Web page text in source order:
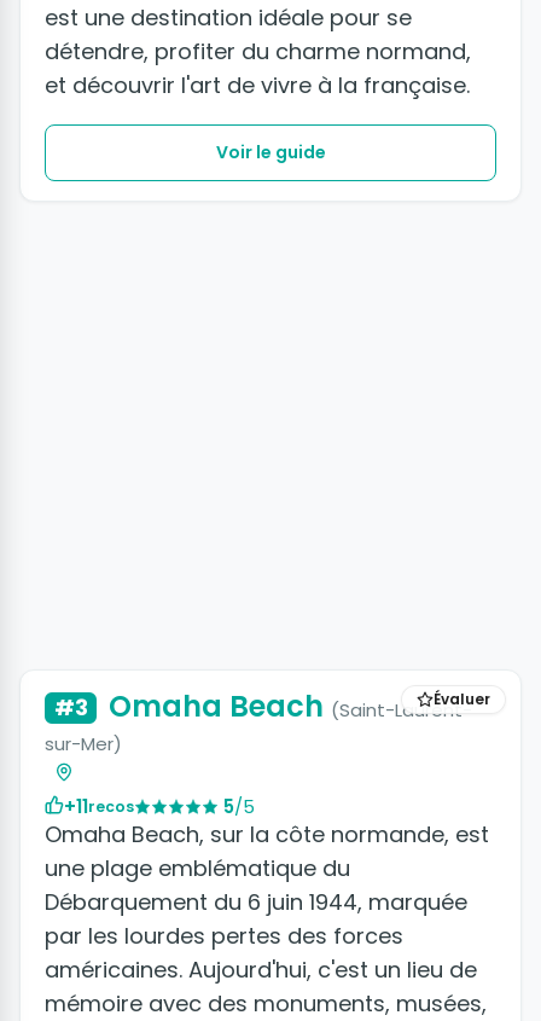
est une destination idéale pour se
détendre, profiter du charme normand,
et découvrir l'art de vivre à la française.
Voir le guide
Évaluer
#3 Omaha Beach (Saint-Laurent-
sur-Mer)
+11recos 5/5
Omaha Beach, sur la côte normande, est
une plage emblématique du
Débarquement du 6 juin 1944, marquée
par les lourdes pertes des forces
américaines. Aujourd'hui, c'est un lieu de
mémoire avec des monuments, musées,